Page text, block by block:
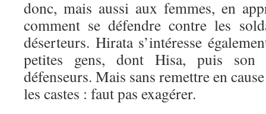
donc, mais aussi aux femmes, en
comment se défendre contre les
déserteurs. Hirata s’intéresse
petites gens, dont Hisa, puis son
défenseurs. Mais sans remettre en
les castes : faut pas exagérer.